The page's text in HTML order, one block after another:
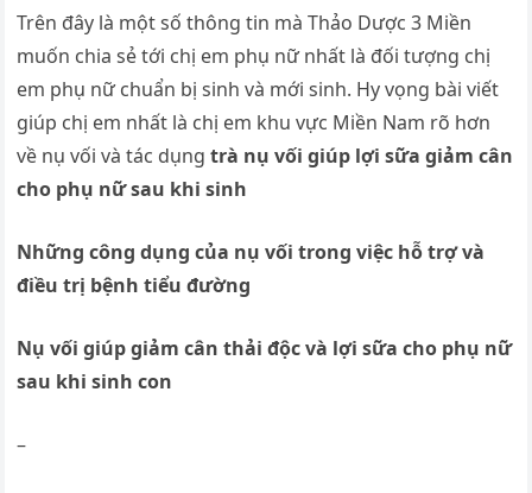
Trên đây là một số thông tin mà Thảo Dược 3 Miền
muốn chia sẻ tới chị em phụ nữ nhất là đối tượng chị
em phụ nữ chuẩn bị sinh và mới sinh. Hy vọng bài viết
giúp chị em nhất là chị em khu vực Miền Nam rõ hơn
về nụ vối và tác dụngtrà nụ vối giúp lợi sữa giảm cân
cho phụ nữ sau khi sinh
Những công dụng của nụ vối trong việc hỗ trợ và
điều trị bệnh tiểu đường
Nụ vối giúp giảm cân thải độc và lợi sữa cho phụ nữ
sau khi sinh con
–